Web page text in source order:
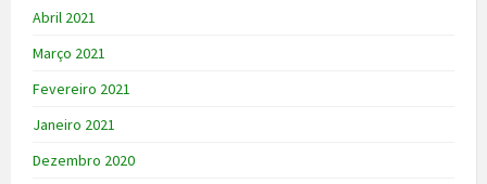
Abril 2021
Março 2021
Fevereiro 2021
Janeiro 2021
Dezembro 2020